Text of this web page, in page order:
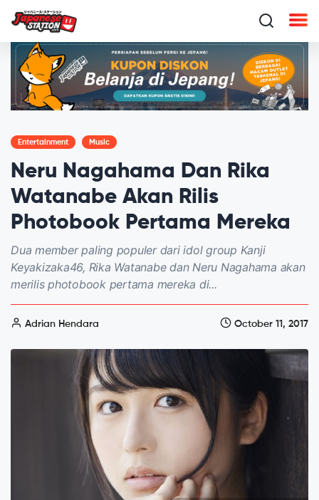
Entertainment Music
Neru Nagahama Dan Rika
Watanabe Akan Rilis
Photobook Pertama Mereka
Dua member paling populer dari idol group Kanji
Keyakizaka46, Rika Watanabe dan Neru Nagahama akan
merilis photobook pertama mereka di...
Adrian Hendara October 11, 2017